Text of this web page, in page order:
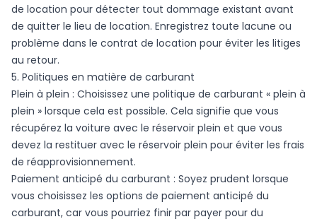
de location pour détecter tout dommage existant avant
de quitter le lieu de location. Enregistrez toute lacune ou
problème dans le contrat de location pour éviter les litiges
au retour.
5. Politiques en matière de carburant
Plein à plein : Choisissez une politique de carburant « plein à
plein » lorsque cela est possible. Cela signifie que vous
récupérez la voiture avec le réservoir plein et que vous
devez la restituer avec le réservoir plein pour éviter les frais
de réapprovisionnement.
Paiement anticipé du carburant : Soyez prudent lorsque
vous choisissez les options de paiement anticipé du
carburant, car vous pourriez finir par payer pour du